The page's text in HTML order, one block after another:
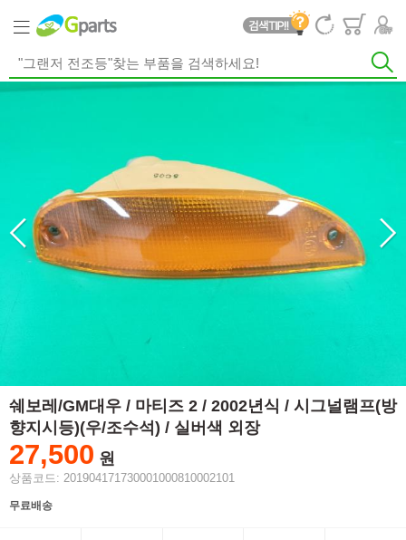
쉐보레/GM대우 / 마티즈 2 / 2002년식 / 시그널램프(방
향지시등)(우/조수석) / 실버색 외장
27,500 원
상품코드: 201904171730001000810002101
무료배송